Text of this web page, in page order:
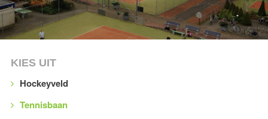
KIES UIT
Hockeyveld
Tennisbaan